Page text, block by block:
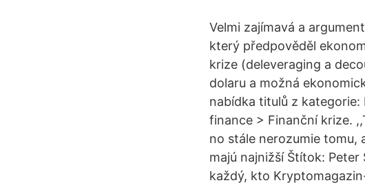
Velmi zajímavá a
který předpověděl
krize (deleveraging a
dolaru a možná
nabídka titulů z
finance > Finanční krize.
no stále nerozumie tomu,
majú najnižší Štítok:
každý, kto